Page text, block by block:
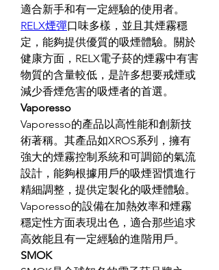
適合新手和有一定經驗的使用者。
RELX煙彈口味多樣，並且其煙霧穩
定，能夠提供優質的吸煙體驗。關於
健康方面，RELX電子菸的煙霧中有害
物質的含量較低，是許多想要戒煙或
減少香煙危害的吸煙者的首選。
Vaporesso
Vaporesso的產品以高性能和創新技
術著稱。其產品如XROS系列，擁有
強大的煙霧控制系統和可調節的氣流
設計，能夠根據用戶的吸煙習慣進行
精細調整，提供定製化的吸煙體驗。
Vaporesso的設備在加熱效率和煙霧
穩定性方面表現出色，適合那些追求
高效能且有一定經驗的進階用戶。
SMOK